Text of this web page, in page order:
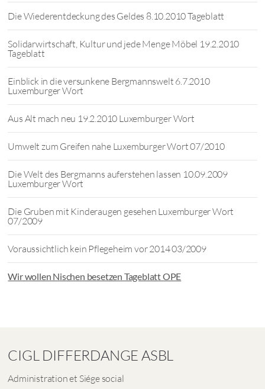
Die Wiederentdeckung des Geldes 8.10.2010 Tageblatt
Solidarwirtschaft, Kultur und jede Menge Möbel 19.2.2010
Tageblatt
Einblick in die versunkene Bergmannswelt 6.7.2010
Luxemburger Wort
Aus Alt mach neu 19.2.2010 Luxemburger Wort
Umwelt zum Greifen nahe Luxemburger Wort 07/2010
Die Welt des Bergmanns auferstehen lassen 10.09.2009
Luxemburger Wort
Die Gruben mit Kinderaugen gesehen Luxemburger Wort
07/2009
Voraussichtlich kein Pflegeheim vor 2014 03/2009
Wir wollen Nischen besetzen Tageblatt OPE
CIGL DIFFERDANGE ASBL
Administration et Siége social